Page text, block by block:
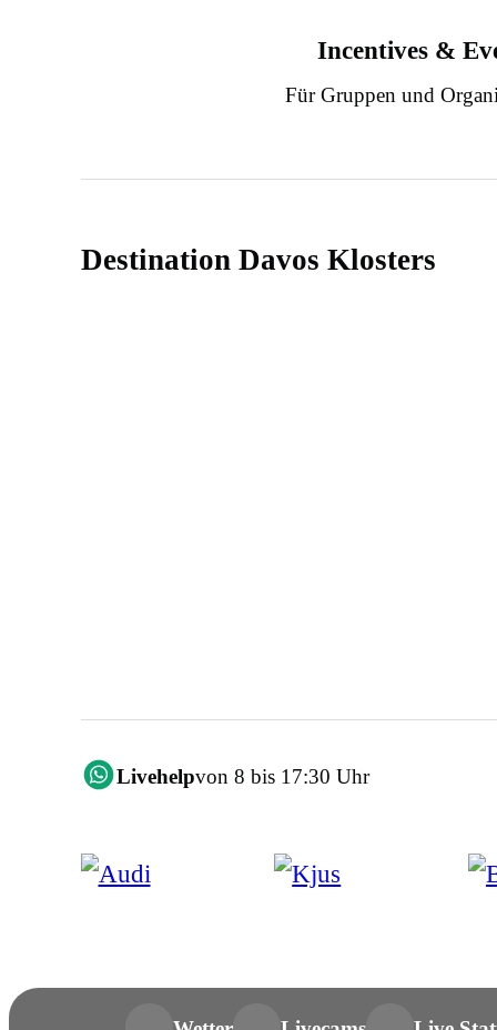
Incentives &
Für Gruppen und
Destination Davos Klosters
Livehelpvon 8 bis 17:30 Uhr